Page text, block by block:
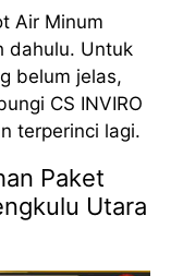
Air Minum
dahulu. Untuk
belum jelas,
CS INVIRO
terperinci lagi.
Paket
Utara